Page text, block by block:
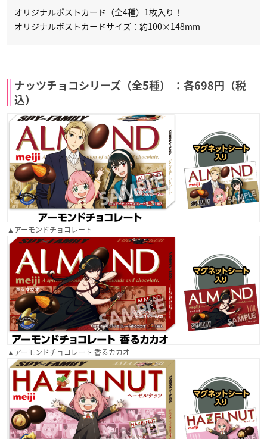
オリジナルポストカード（全4種）1枚入り！
オリジナルポストカードサイズ：約100×148mm
ナッツチョコシリーズ（全5種） ：各698円（税
込）
▲アーモンドチョコレート
▲アーモンドチョコレート 香るカカオ